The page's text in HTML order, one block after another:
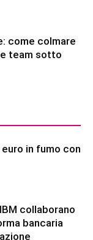
come colmare
team sotto
in fumo con
collaborano
bancaria